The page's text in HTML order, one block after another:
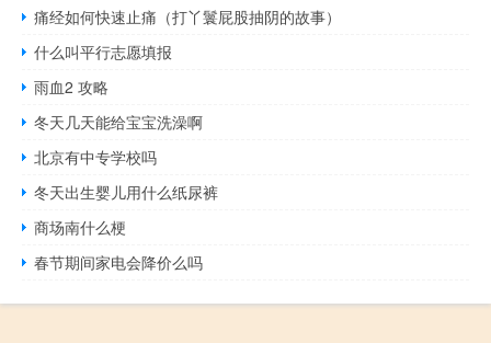
痛经如何快速止痛（打丫鬟屁股抽阴的故事）
什么叫平行志愿填报
雨血2 攻略
冬天几天能给宝宝洗澡啊
北京有中专学校吗
冬天出生婴儿用什么纸尿裤
商场南什么梗
春节期间家电会降价么吗